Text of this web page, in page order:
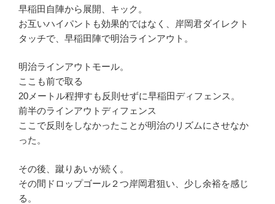
早稲田自陣から展開、キック。
お互いハイパントも効果的ではなく、岸岡君ダイレクト
タッチで、早稲田陣で明治ラインアウト。
明治ラインアウトモール。
ここも前で取る
20メートル程押すも反則せずに早稲田ディフェンス。
前半のラインアウトディフェンス
ここで反則をしなかったことが明治のリズムにさせなか
った。
その後、蹴りあいが続く。
その間ドロップゴール２つ岸岡君狙い、少し余裕を感じ
る。